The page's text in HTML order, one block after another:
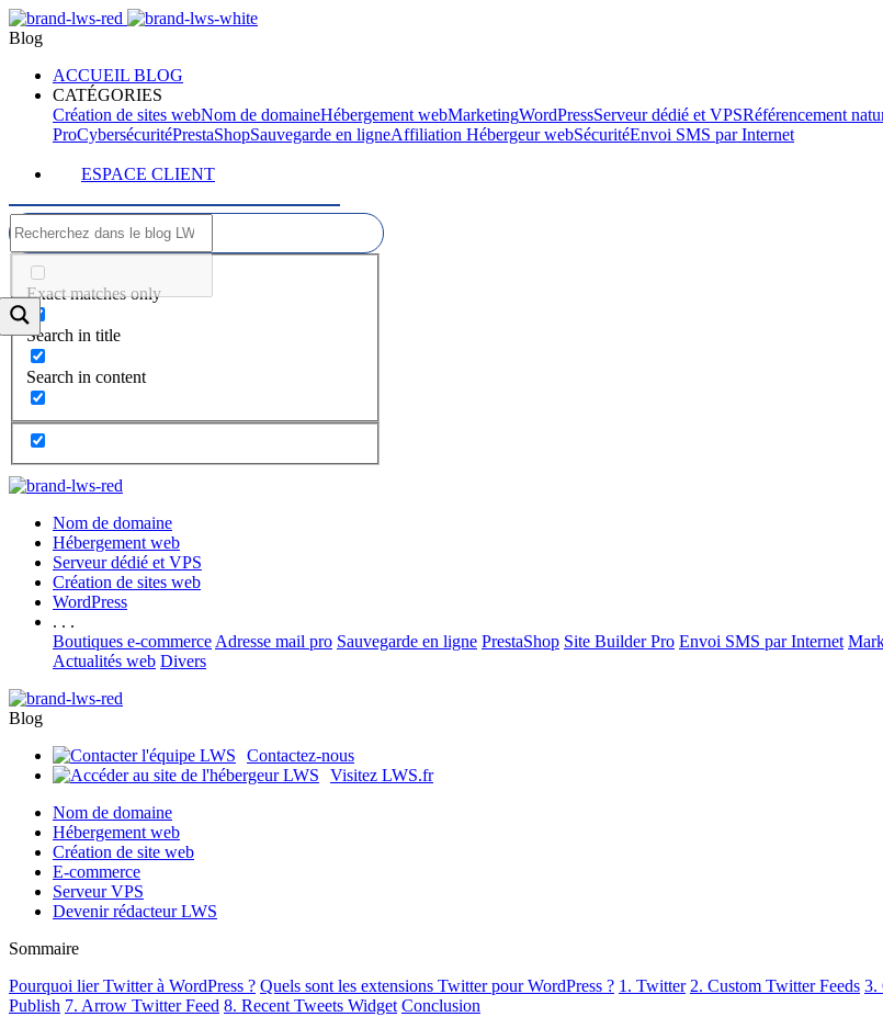
Blog
ACCUEIL BLOG
CATÉGORIES
Création de sites webNom de domaineHébergement webMarketingWordPressServeur dédié et VPSRéférencement
ProCybersécuritéPrestaShopSauvegarde en ligneAffiliation Hébergeur webSécuritéEnvoi SMS par Internet
ESPACE CLIENT
Exact matches only
Search in title
Search in content
Nom de domaine
Hébergement web
Serveur dédié et VPS
Création de sites web
WordPress
. . .
Boutiques e-commerce Adresse mail pro Sauvegarde en ligne PrestaShop Site Builder Pro Envoi SMS par Internet
Actualités web Divers
Blog
Contactez-nous
Visitez LWS.fr
Nom de domaine
Hébergement web
Création de site web
E-commerce
Serveur VPS
Devenir rédacteur LWS
Sommaire
Pourquoi lier Twitter à WordPress ? Quels sont les extensions Twitter pour WordPress ? 1. Twitter 2. Custom Twitter Feeds 3.
Publish 7. Arrow Twitter Feed 8. Recent Tweets Widget Conclusion